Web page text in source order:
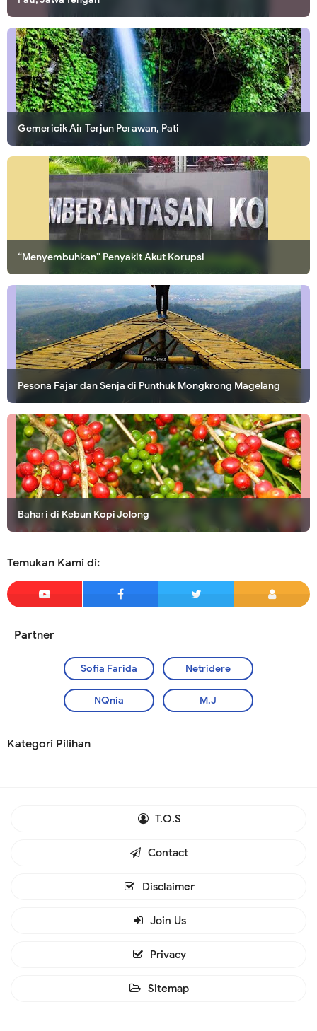
Gemericik Air Terjun Perawan, Pati
“Menyembuhkan” Penyakit Akut Korupsi
Pesona Fajar dan Senja di Punthuk Mongkrong Magelang
Bahari di Kebun Kopi Jolong
Temukan Kami di:
Partner
Sofia Farida Netridere
NQnia M.J
Kategori Pilihan
T.O.S
Contact
Disclaimer
Join Us
Privacy
Sitemap